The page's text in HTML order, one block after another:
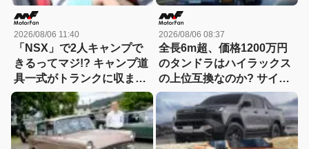
2026/08/06 11:40
「NSX」で2人キャンプで
きるってマジ!? キャンプ道
具一式がトランクに収まっ
た！「シビックRS」なら
車中泊もできる【Hondaキ
ャンプ】
2026/08/06 08:37
全長6m超、価格1200万円
のタンドラはハイラックス
の上位互換なのか? サイ
ズ・装備・走り・価格を徹
底比較して分かった決定的
な違い 【新型ハイラックス
徹底比較】